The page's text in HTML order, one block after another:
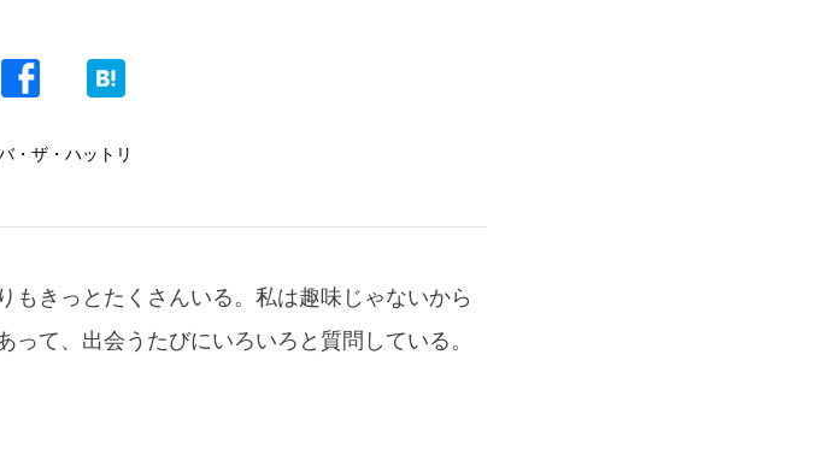
・ザ・ハットリ
きっとたくさんいる。私は趣味じゃないから
て、出会うたびにいろいろと質問している。